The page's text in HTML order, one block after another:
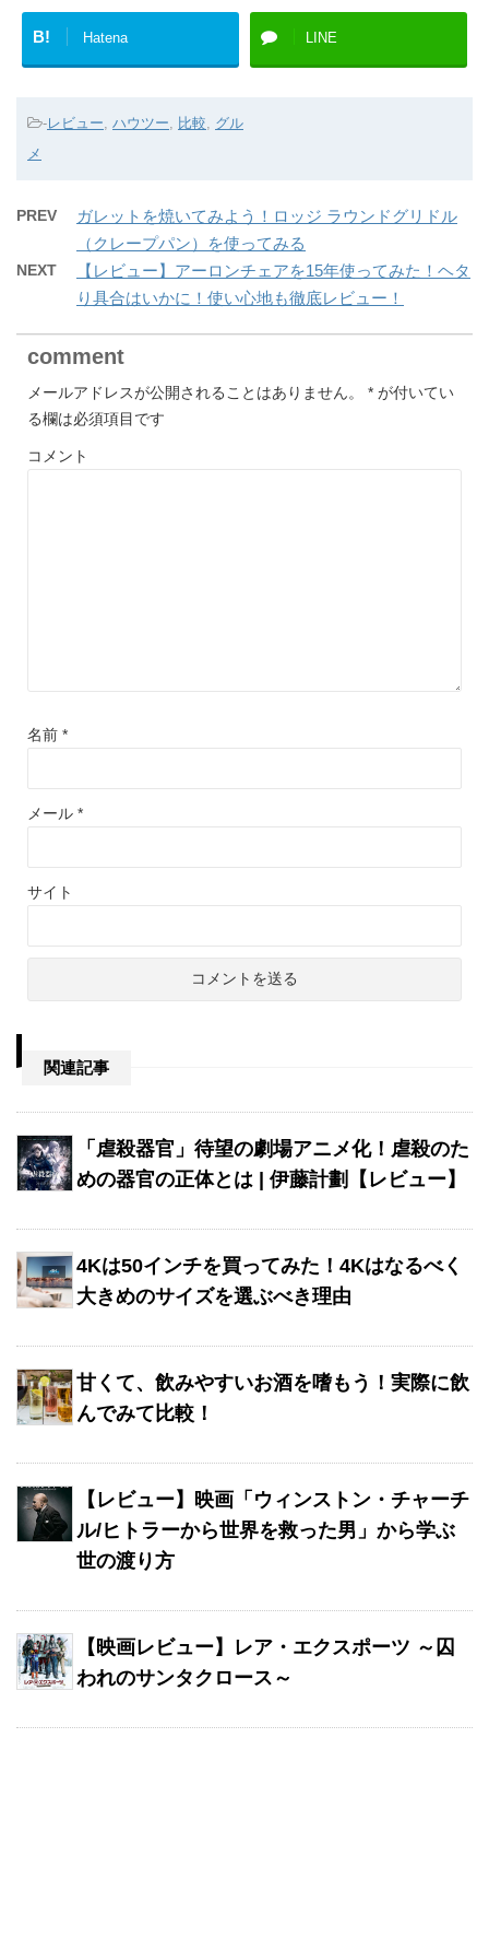
B! Hatena LINE
-レビュー ハウツー 比較
グル
メ
PREV
ガレットを焼いてみよう！ロッジ ラウンドグリドル
（クレープパン）を使ってみる
NEXT
【レビュー】アーロンチェアを15年使ってみた！ヘタ
り具合はいかに！使い心地も徹底レビュー！
comment
メールアドレスが公開されることはありません。 * が付いてい
る欄は必須項目です
コメント
名前 *
メール *
サイト
関連記事
「虐殺器官」待望の劇場アニメ化！虐殺のた
めの器官の正体とは | 伊藤計劃【レビュー】
4Kは50インチを買ってみた！4Kはなるべく
大きめのサイズを選ぶべき理由
甘くて、飲みやすいお酒を嗜もう！実際に飲
んでみて比較！
【レビュー】映画「ウィンストン・チャーチ
ル/ヒトラーから世界を救った男」から学ぶ
世の渡り方
【映画レビュー】レア・エクスポーツ ～囚
われのサンタクロース～